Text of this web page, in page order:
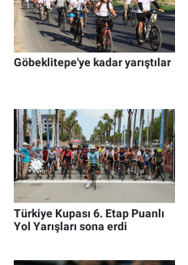
Göbeklitepe'ye kadar yarıştılar
Türkiye Kupası 6. Etap Puanlı
Yol Yarışları sona erdi